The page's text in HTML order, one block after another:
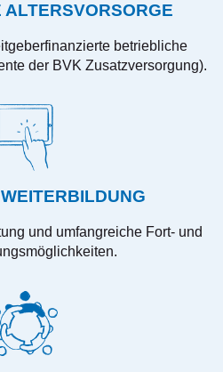
betriebliche
der BVK Zusatzversorgung).
und umfangreiche Fort- und